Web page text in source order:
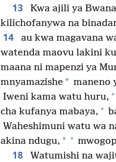
13
Kwa ajili ya
kilichofanywa na
14
au kwa magavana
watenda maovu lakini
maana ni mapenzi ya
mnyamazishe * maneno
Iweni kama watu huru, +
cha kufanya mabaya, +
Waheshimuni watu wa
akina ndugu, * +
18
Watumishi na